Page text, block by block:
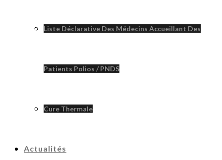
Liste Déclarative Des Médecins Accueillant Des
Patients Polios / PNDS
Cure Thermale
Actualités